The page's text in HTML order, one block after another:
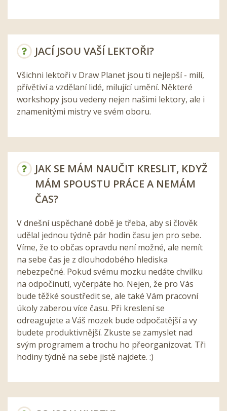
JACÍ JSOU VAŠÍ LEKTOŘI?
Všichni lektoři v Draw Planet jsou ti nejlepší - milí,
přívětiví a vzdělaní lidé, milující umění. Některé
workshopy jsou vedeny nejen našimi lektory, ale i
znamenitými mistry ve svém oboru.
JAK SE MÁM NAUČIT KRESLIT, KDYŽ
MÁM SPOUSTU PRÁCE A NEMÁM
ČAS?
V dnešní uspěchané době je třeba, aby si člověk
udělal jednou týdně pár hodin času jen pro sebe.
Víme, že to občas opravdu není možné, ale nemít
na sebe čas je z dlouhodobého hlediska
nebezpečné. Pokud svému mozku nedáte chvilku
na odpočinutí, vyčerpáte ho. Nejen, že pro Vás
bude těžké soustředit se, ale také Vám pracovní
úkoly zaberou více času. Při kreslení se
odreagujete a Váš mozek bude odpočatější a vy
budete produktivnější. Zkuste se zamyslet nad
svým programem a trochu ho přeorganizovat. Tři
hodiny týdně na sebe jistě najdete. :)